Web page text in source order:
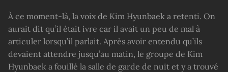
À ce moment-là, la voix de Kim Hyunbaek a retenti. On
aurait dit qu’il était ivre car il avait un peu de mal à
articuler lorsqu’il parlait. Après avoir entendu qu’ils
devaient attendre jusqu’au matin, le groupe de Kim
Hyunbaek a fouillé la salle de garde de nuit et y a trouvé